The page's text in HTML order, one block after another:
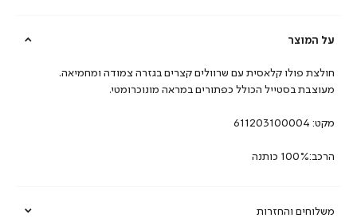
על המוצר
משלוחים והחזרות
חולצת פולו קלאסית עם שרוולים קצרים בגזרה צמודה ומחמיאה.
מעוצבת בסטייל הכולל כפתורים במראה מונוכרומטי.
מקט: 611203100004
הרכב:100% כותנה